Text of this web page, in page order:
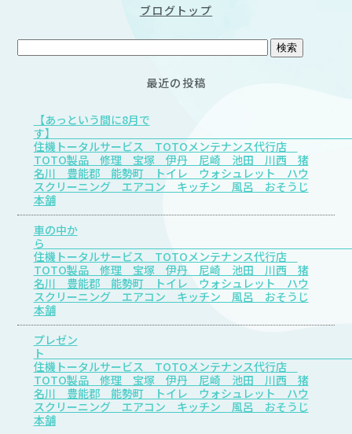
ブログトップ
最近の投稿
【あっという間に8月で
す
住機トータルサービス TOTOメンテナンス代行店
TOTO製品 修理 宝塚 伊丹 尼崎 池田 川西 猪
名川 豊能郡 能勢町 トイレ ウォシュレット ハウ
スクリーニング エアコン キッチン 風呂 おそうじ
本舗
車の中か
住機トータルサービス TOTOメンテナンス代行店
TOTO製品 修理 宝塚 伊丹 尼崎 池田 川西 猪
名川 豊能郡 能勢町 トイレ ウォシュレット ハウ
スクリーニング エアコン キッチン 風呂 おそうじ
本舗
プレゼン
住機トータルサービス TOTOメンテナンス代行店
TOTO製品 修理 宝塚 伊丹 尼崎 池田 川西 猪
名川 豊能郡 能勢町 トイレ ウォシュレット ハウ
スクリーニング エアコン キッチン 風呂 おそうじ
本舗